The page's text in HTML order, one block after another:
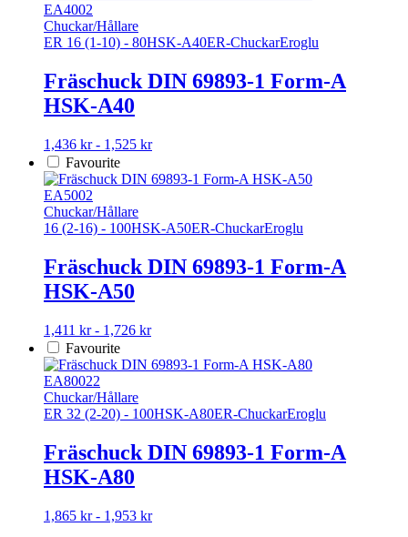
varianter.
olika
alternativen
produktsidan
EA4002
Chuckar/Hållare
ER 16 (1-10) - 80HSK-A40ER-ChuckarEroglu
Fräschuck DIN 69893-1 Form-A
HSK-A40
1,436 kr - 1,525 krDen
produkten
varianter.
olika
alternativen
Favourite
EA5002
Chuckar/Hållare
16 (2-16) - 100HSK-A50ER-ChuckarEroglu
Fräschuck DIN 69893-1 Form-A
HSK-A50
1,411 kr - 1,726 krDen
produkten
varianter.
olika
alternativen
produktsidan
Favourite
EA80022
Chuckar/Hållare
ER 32 (2-20) - 100HSK-A80ER-ChuckarEroglu
Fräschuck DIN 69893-1 Form-A
HSK-A80
1,865 kr - 1,953 krDen